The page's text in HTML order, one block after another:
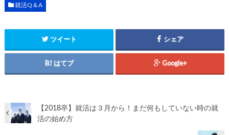
就活Q＆A
ツイート シェア
はてブ Google+
【2018卒】就活は３月から！まだ何もしていない時の就
活の始め方